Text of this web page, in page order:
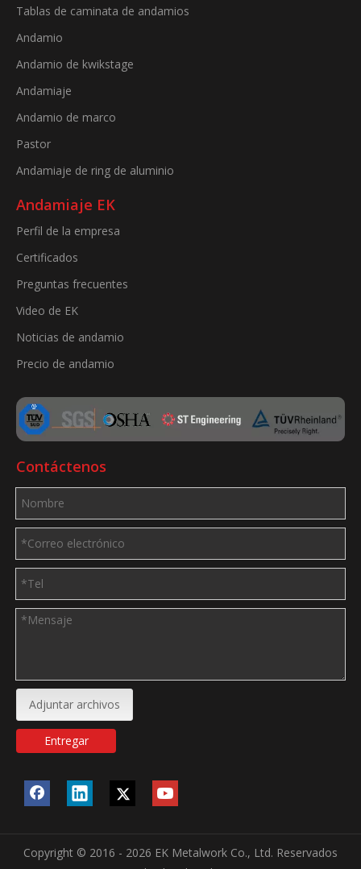
Tablas de caminata de andamios
Andamio
Andamio de kwikstage
Andamiaje
Andamio de marco
Pastor
Andamiaje de ring de aluminio
Andamiaje EK
Perfil de la empresa
Certificados
Preguntas frecuentes
Video de EK
Noticias de andamio
Precio de andamio
Contáctenos
Adjuntar archivos
Entregar
Copyright © 2016 - 2026 EK Metalwork Co., Ltd. Reservados